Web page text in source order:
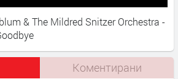
& The Mildred Snitzer Orchestra -
Коментирани